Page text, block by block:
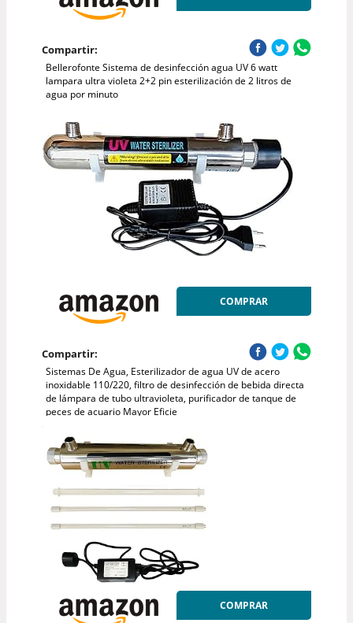
Compartir:
Bellerofonte Sistema de desinfección agua UV 6 watt
lampara ultra violeta 2+2 pin esterilización de 2 litros de
agua por minuto
COMPRAR
Compartir:
Sistemas De Agua, Esterilizador de agua UV de acero
inoxidable 110/220, filtro de desinfección de bebida directa
de lámpara de tubo ultravioleta, purificador de tanque de
peces de acuario Mayor Eficie
COMPRAR